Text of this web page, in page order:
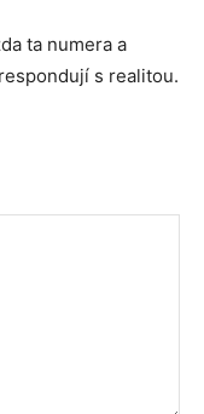
ta numera a
s realitou.